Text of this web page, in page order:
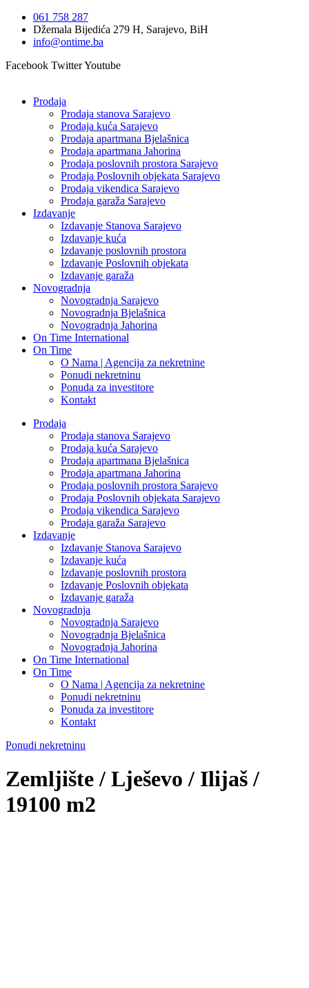
sadržaj
061 758 287
Džemala Bijedića 279 H, Sarajevo, BiH
info@ontime.ba
Facebook TwitterYoutube
Prodaja
Prodaja stanova Sarajevo
Prodaja kuća Sarajevo
Prodaja apartmana Bjelašnica
Prodaja apartmana Jahorina
Prodaja poslovnih prostora Sarajevo
Prodaja Poslovnih objekata Sarajevo
Prodaja vikendica Sarajevo
Prodaja garaža Sarajevo
Izdavanje
Izdavanje Stanova Sarajevo
Izdavanje kuća
Izdavanje poslovnih prostora
Izdavanje Poslovnih objekata
Izdavanje garaža
Novogradnja
Novogradnja Sarajevo
Novogradnja Bjelašnica
Novogradnja Jahorina
On Time International
On Time
O Nama | Agencija za nekretnine
Ponudi nekretninu
Ponuda za investitore
Kontakt
Prodaja
Prodaja stanova Sarajevo
Prodaja kuća Sarajevo
Prodaja apartmana Bjelašnica
Prodaja apartmana Jahorina
Prodaja poslovnih prostora Sarajevo
Prodaja Poslovnih objekata Sarajevo
Prodaja vikendica Sarajevo
Prodaja garaža Sarajevo
Izdavanje
Izdavanje Stanova Sarajevo
Izdavanje kuća
Izdavanje poslovnih prostora
Izdavanje Poslovnih objekata
Izdavanje garaža
Novogradnja
Novogradnja Sarajevo
Novogradnja Bjelašnica
Novogradnja Jahorina
On Time International
On Time
O Nama | Agencija za nekretnine
Ponudi nekretninu
Ponuda za investitore
Kontakt
Ponudi nekretninu
Zemljište / Lješevo / Ilijaš /
19100 m2